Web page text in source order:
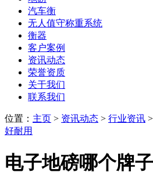
汽车衡
无人值守称重系统
衡器
客户案例
资讯动态
荣誉资质
关于我们
联系我们
位置 ： 主页 > 资讯动态 > 行业资讯 >
好耐用
电子地磅哪个牌